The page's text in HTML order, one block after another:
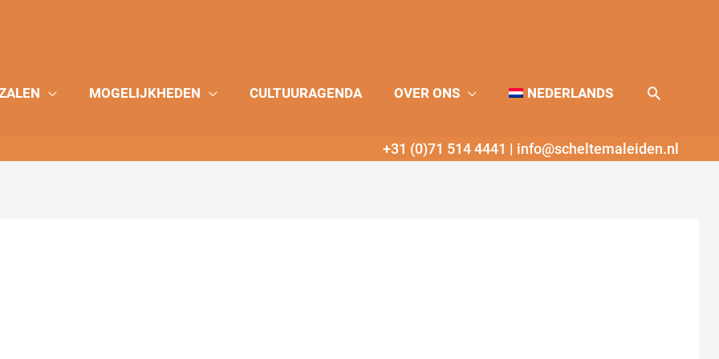
MOGELIJKHEDEN CULTUURAGENDA OVER ONS NEDERLANDS Zoeken
+31 (0)71 514 4441 | info@scheltemaleiden.nl